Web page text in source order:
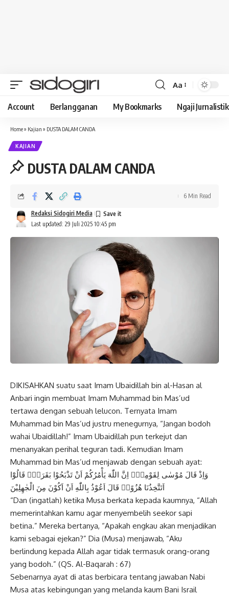
Font
Resizer
Aa
Account Berlangganan My Bookmarks Ngaji Jurnalistik
Home» Kajian » DUSTA DALAM CANDA
KAJIAN
DUSTA DALAM CANDA
Last updated: 29 Juli 2025 10:45 pm
Redaksi Sidogiri Media
6 Min Read
DIKISAHKAN suatu saat Imam Ubaidillah bin al-Hasan al
Anbari ingin membuat Imam Muhammad bin Mas’ud
tertawa dengan sebuah lelucon. Ternyata Imam
Muhammad bin Mas’ud justru menegurnya, “Jangan bodoh
wahai Ubaidillah!” Imam Ubaidillah pun terkejut dan
menanyakan perihal teguran tadi. Kemudian Imam
Muhammad bin Mas’ud menjawab dengan sebuah ayat:
وَاِذْ قَالَ مُوْسٰى لِقَوْمِهٖٓ اِنَّ اللّٰهَ يَأْمُرُكُمْ اَنْ تَذْبَحُوْا بَقَرَةًۗ قَالُوْٓا
“Dan (ingatlah) ketika Musa berkata kepada kaumnya, “Allah
memerintahkan kamu agar menyembelih seekor sapi
betina.” Mereka bertanya, “Apakah engkau akan menjadikan
kami sebagai ejekan?” Dia (Musa) menjawab, “Aku
berlindung kepada Allah agar tidak termasuk orang-orang
yang bodoh.” (QS. Al-Baqarah : 67)
Sebenarnya ayat di atas berbicara tentang jawaban Nabi
Musa atas kebingungan yang melanda kaum Bani Israil